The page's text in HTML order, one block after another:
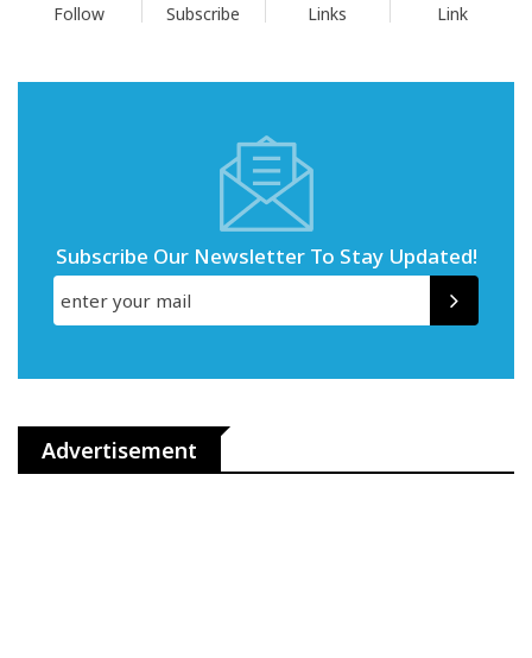
Follow Subscribe Links Link
Subscribe Our Newsletter To Stay Updated!
Advertisement